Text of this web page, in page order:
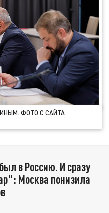
ФОТО С САЙТА
в Россию. И сразу
Москва понизила